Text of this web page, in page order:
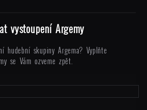
vystoupení Argemy
hudební skupiny Argema? Vyplňte
se Vám ozveme zpět.